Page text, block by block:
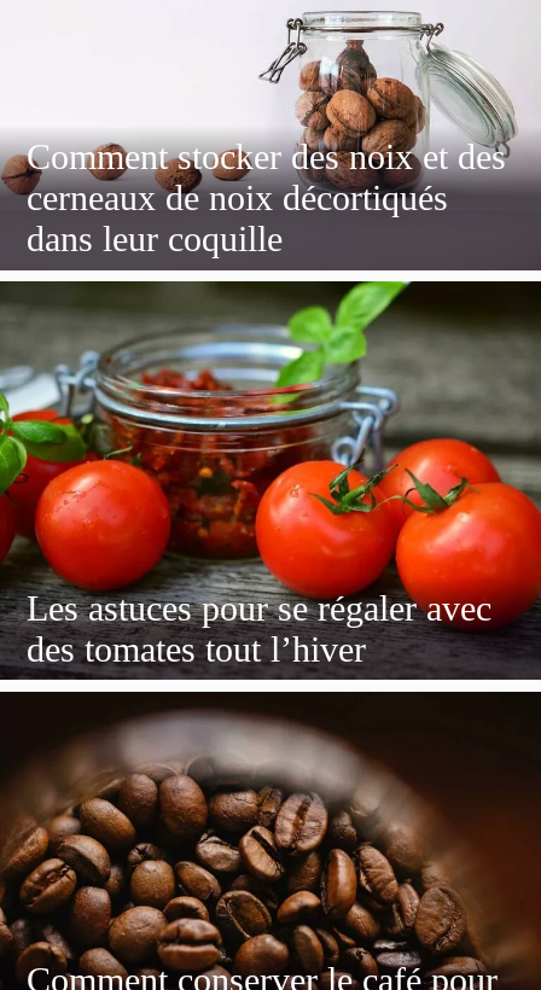
Comment stocker des noix et des
cerneaux de noix décortiqués
dans leur coquille
Les astuces pour se régaler avec
des tomates tout l’hiver
Comment conserver le café pour